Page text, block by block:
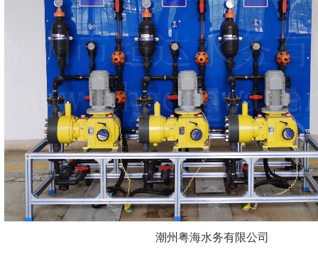
潮州粤海水务有限公司